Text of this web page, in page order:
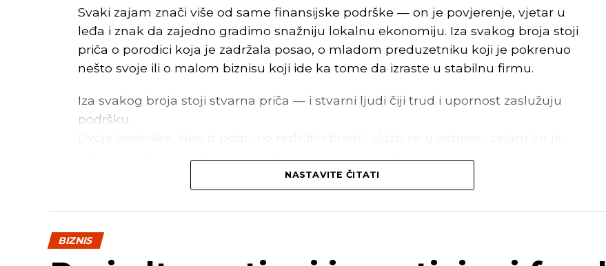
Svaki zajam znači više od same finansijske podrške — on je povjerenje, vjetar u
leđa i znak da zajedno gradimo snažniju lokalnu ekonomiju. Iza svakog broja stoji
priča o porodici koja je zadržala posao, o mladom preduzetniku koji je pokrenuo
nešto svoje ili o malom biznisu koji ide ka tome da izraste u stabilnu firmu.
Iza svakog broja stoji stvarna priča — i stvarni ljudi čiji trud i upornost zaslužuju
podršku.
“Nama ovaj zajam nije bio samo finansijska pomoć – bio je pokretač da hrabro
mlad čovjek koji se bavi izdavaštvom.
NASTAVITE ČITATI
BIZNIS